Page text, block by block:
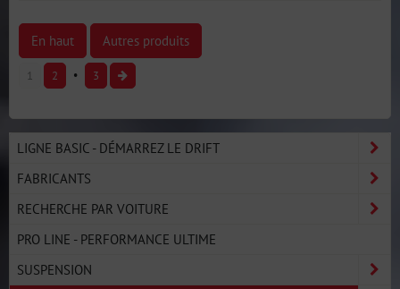
En haut Autres produits
1 2 3
LIGNE BASIC - DÉMARREZ LE DRIFT
FABRICANTS
RECHERCHE PAR VOITURE
PRO LINE - PERFORMANCE ULTIME
SUSPENSION